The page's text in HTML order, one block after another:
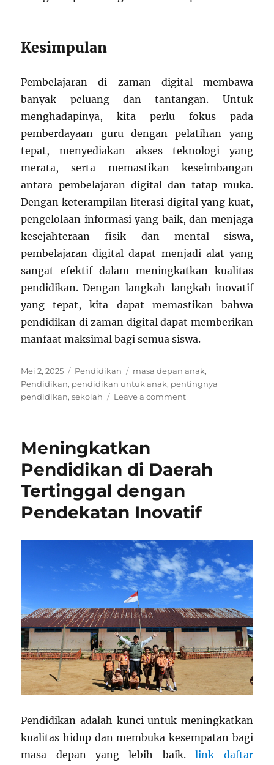
Kesimpulan
Pembelajaran di zaman digital membawa
banyak peluang dan tantangan. Untuk
menghadapinya, kita perlu fokus pada
pemberdayaan guru dengan pelatihan yang
tepat, menyediakan akses teknologi yang
merata, serta memastikan keseimbangan
antara pembelajaran digital dan tatap muka.
Dengan keterampilan literasi digital yang kuat,
pengelolaan informasi yang baik, dan menjaga
kesejahteraan fisik dan mental siswa,
pembelajaran digital dapat menjadi alat yang
sangat efektif dalam meningkatkan kualitas
pendidikan. Dengan langkah-langkah inovatif
yang tepat, kita dapat memastikan bahwa
pendidikan di zaman digital dapat memberikan
manfaat maksimal bagi semua siswa.
Posted
on
Mei 2, 2025 Categories
Pendidikan Tags
masa depan anak,
Pendidikan, pendidikan untuk anak, pentingnya
pendidikan,sekolah Leave a commenton
Digital
Meningkatkan
Pendidikan di Daerah
Tertinggal dengan
Pendekatan Inovatif
Pendidikan adalah kunci untuk meningkatkan
kualitas hidup dan membuka kesempatan bagi
masa depan yang lebih baik.link daftar